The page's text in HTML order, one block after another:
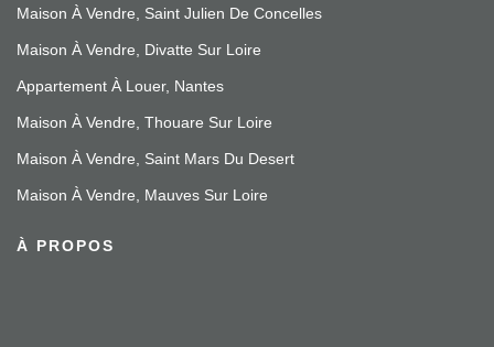
Maison À Vendre, Saint Julien De Concelles
Maison À Vendre, Divatte Sur Loire
Appartement À Louer, Nantes
Maison À Vendre, Thouare Sur Loire
Maison À Vendre, Saint Mars Du Desert
Maison À Vendre, Mauves Sur Loire
À PROPOS